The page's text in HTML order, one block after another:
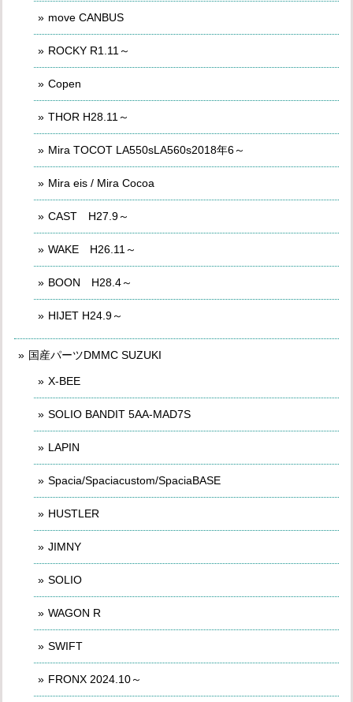
move CANBUS
ROCKY R1.11～
Copen
THOR H28.11～
Mira TOCOT LA550sLA560s2018年6～
Mira eis / Mira Cocoa
CAST H27.9～
WAKE H26.11～
BOON H28.4～
HIJET H24.9～
国産パーツDMMC SUZUKI
X-BEE
SOLIO BANDIT 5AA-MAD7S
LAPIN
Spacia/Spaciacustom/SpaciaBASE
HUSTLER
JIMNY
SOLIO
WAGON R
SWIFT
FRONX 2024.10～